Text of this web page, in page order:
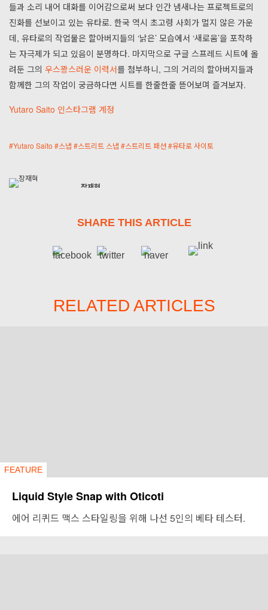
들과 소리 내어 대화를 이어감으로써 보다 인간 냄새나는 프로젝트로의
진화를 선보이고 있는 유타로. 한국 역시 초고령 사회가 멀지 않은 가운
데, 유타로의 작업물은 할아버지들의 ‘낡은’ 모습에서 ‘새로움’을 포착하
는 자극제가 되고 있음이 분명하다. 마지막으로 구글 스프레드 시트에 올
려둔 그의 우스꽝스러운 이력서를 첨부하니, 그의 거리의 할아버지들과
함께한 그의 작업이 궁금하다면 시트를 한줄한줄 뜯어보며 즐겨보자.
Yutaro Saito 인스타그램 계정
#Yutaro Saito #스냅 #스트리트 스냅 #스트리트 패션#유타로 사이토
장재혁
SHARE THIS ARTICLE
RELATED ARTICLES
FEATURE
Liquid Style Snap with Oticoti
에어 리퀴드 맥스 스타일링을 위해 나선 5인의 베타 테스터.